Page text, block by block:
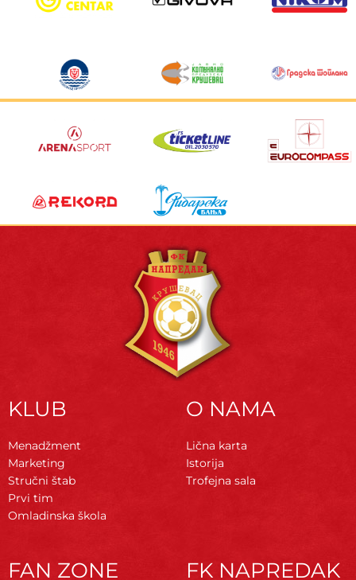
KLUB
Menadžment
Marketing
Stručni štab
Prvi tim
Omladinska škola
O NAMA
Lična karta
Istorija
Trofejna sala
FAN ZONE FK NAPREDAK